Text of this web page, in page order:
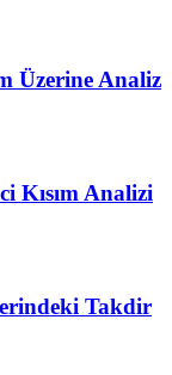
Üzerine Analiz
Kısım Analizi
Takdir